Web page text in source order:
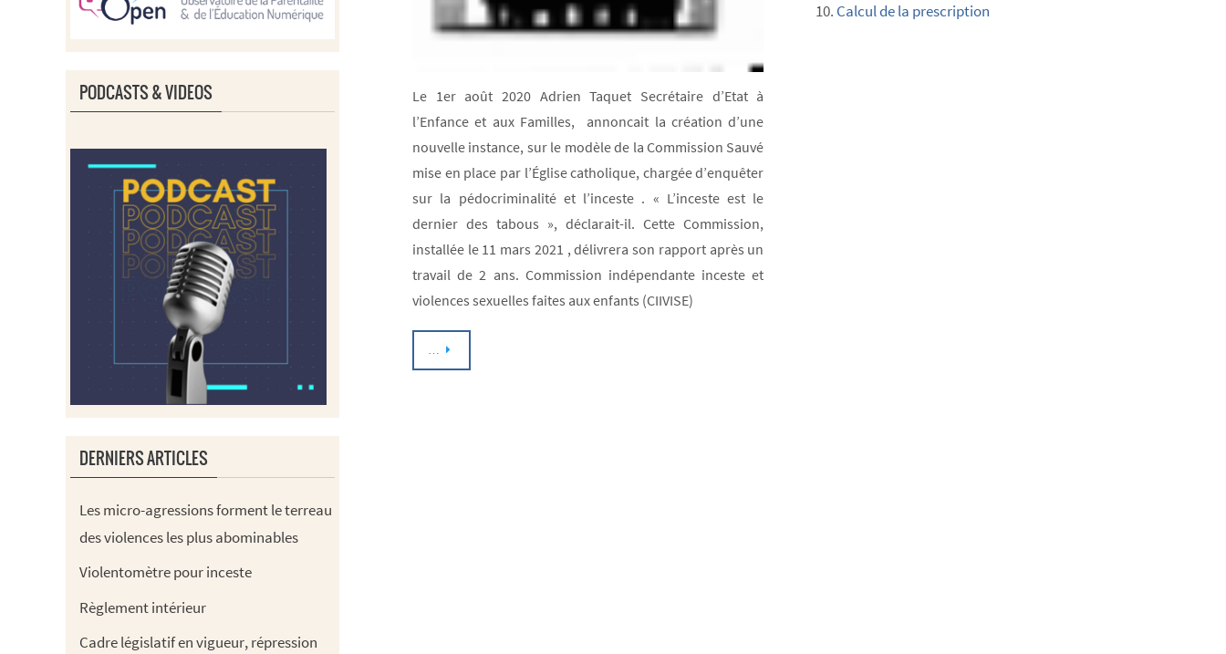
Le 1er août 2020 Adrien Taquet Secrétaire d’Etat à
l’Enfance et aux Familles, annoncait la création d’une
nouvelle instance, sur le modèle de la Commission Sauvé
mise en place par l’Église catholique, chargée d’enquêter
sur la pédocriminalité et l’inceste . « L’inceste est le
dernier des tabous », déclarait-il. Cette Commission,
installée le 11 mars 2021 , délivrera son rapport après un
travail de 2 ans. Commission indépendante inceste et
violences sexuelles faites aux enfants (CIIVISE)
…
Calcul de la prescription
PODCASTS & VIDEOS
DERNIERS ARTICLES
Les micro-agressions forment le terreau
des violences les plus abominables
Violentomètre pour inceste
Règlement intérieur
Cadre législatif en vigueur, répression